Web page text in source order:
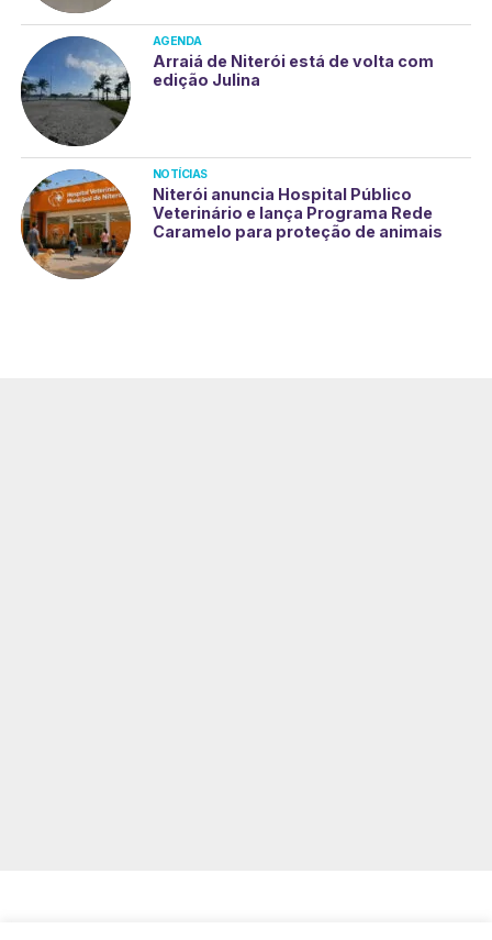
AGENDA
Arraiá de Niterói está de volta com
edição Julina
NOTÍCIAS
Niterói anuncia Hospital Público
Veterinário e lança Programa Rede
Caramelo para proteção de animais